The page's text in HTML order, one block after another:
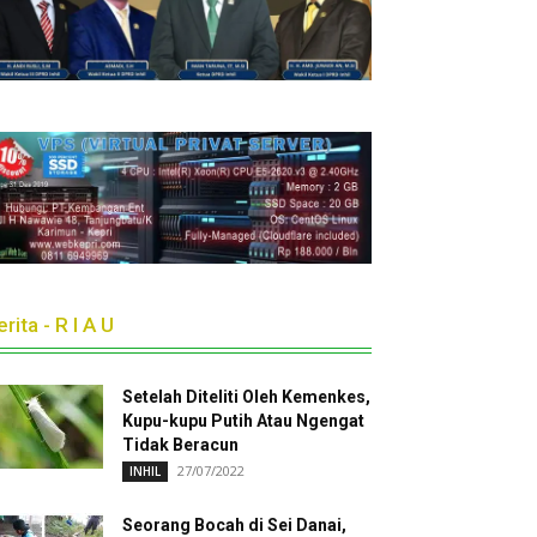
- R I A U
Setelah Diteliti Oleh Kemenkes,
Kupu-kupu Putih Atau Ngengat
Tidak Beracun
INHIL 27/07/2022
Seorang Bocah di Sei Danai,